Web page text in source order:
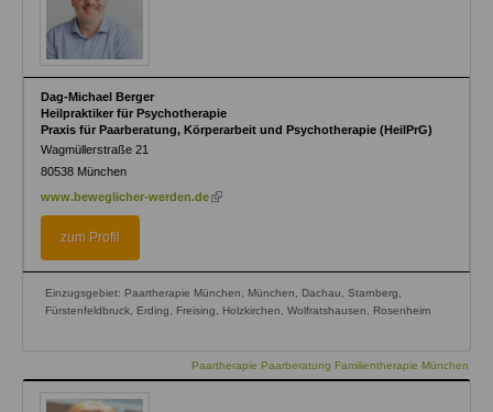
Dag-Michael Berger
Heilpraktiker für Psychotherapie
Praxis für Paarberatung, Körperarbeit und Psychotherapie (HeilPrG)
Wagmüllerstraße 21
80538 München
www.beweglicher-werden.de(link
zum Profil
Einzugsgebiet: Paartherapie München, München, Dachau, Starnberg,
Fürstenfeldbruck, Erding, Freising, Holzkirchen, Wolfratshausen, Rosenheim
Paartherapie Paarberatung Familientherapie München